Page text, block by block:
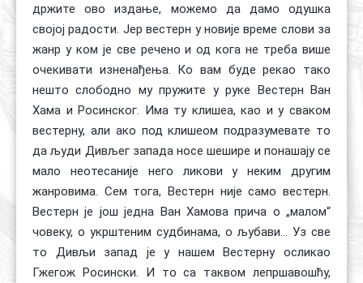
држите ово издање, можемо да дамо одушка
својој радости. Јер вестерн у новије време слови за
жанр у ком је све речено и од кога не треба више
очекивати изненађења. Ко вам буде рекао тако
нешто слободно му пружите у руке Вестерн Ван
Хама и Росинског. Има ту клишеа, као и у сваком
вестерну, али ако под клишеом подразумевате то
да људи Дивљег запада носе шешире и понашају се
мало неотесаније него ликови у неким другим
жанровима. Сем тога, Вестерн није само вестерн.
Вестерн је још једна Ван Хамова прича о „малом“
човеку, о укрштеним судбинама, о љубави... Уз све
то Дивљи запад је у нашем Вестерну осликао
Гжегож Росински. И то са таквом лепршавошћу,